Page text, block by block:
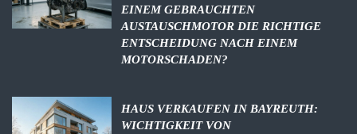
EINEM GEBRAUCHTEN
AUSTAUSCHMOTOR DIE RICHTIGE
ENTSCHEIDUNG NACH EINEM
MOTORSCHADEN?
HAUS VERKAUFEN IN BAYREUTH:
WICHTIGKEIT VON